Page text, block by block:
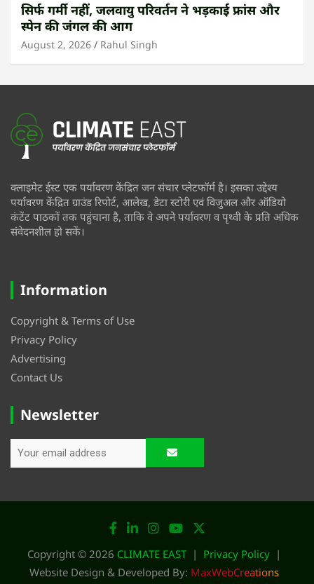
सिर्फ गर्मी नहीं, जलवायु परिवर्तन ने भड़काई फ्रांस और
स्पेन की जंगल की आग
August 2, 2026 Rahul Singh
क्लाइमेट ईस्ट एक पर्यावरण केंद्रित जन संचार प्लेटफॉर्म है। इसका उद्देश्य
पर्यावरण केंद्रित ग्राउंड रिपोर्ट, आलेख, डेटा स्टोरी एवं विजुअल और ऑडियो
कंटेंट पाठकों तक पहुंचाना है, ताकि वे अपने पर्यावरण व पृथ्वी के प्रति अधिक
संवेदनशील हो सकें।
Information
Copyright & Terms of Use
Privacy Policy
Advertising
Contact Us
Newsletter
Copyright © 2026 CLIMATE EAST
Privacy Policy
Website Design & Developed By: MaxWebCreations